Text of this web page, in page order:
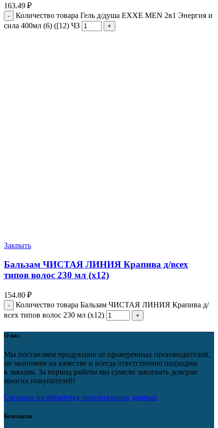
163.49 ₽
Количество товара Гель д/душа EXXE MEN 2в1 Энергия и
сила 400мл (6) ([12) ЧЗ
Закрыть
Бальзам ЧИСТАЯ ЛИНИЯ Крапива д/всех
типов волос 230 мл (х12)
154.80 ₽
Количество товара Бальзам ЧИСТАЯ ЛИНИЯ Крапива д/
всех типов волос 230 мл (х12)
О нас
Мы поставляем продукцию от проверенных производителей,
не экономим на качестве и всегда ответственно подходим
к заказам. За период работы мы сумели завоевать доверие
многих покупателей!
Согласие на обработку персональных данных
Контакты